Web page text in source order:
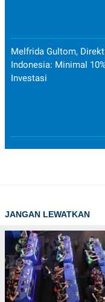
Melfrida Gultom,
Indonesia: Minimal
Investasi
JANGAN LEWATKAN